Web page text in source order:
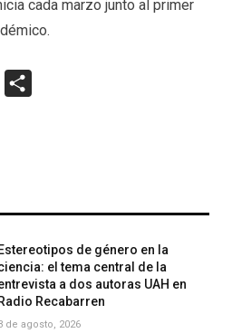
cada marzo junto al primer
Email
Estereotipos de género en la
el tema central de la
a dos autoras UAH en
Radio Recabarren
de agosto, 2026